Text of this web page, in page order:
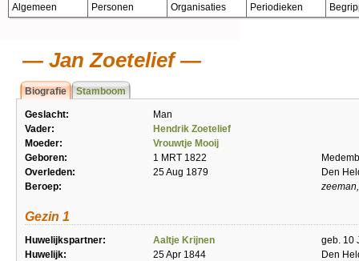
Algemeen Personen Organisaties Periodieken
Jan Zoetelief
Biografie Stamboom
Geslacht:
Man
Vader:
Hendrik Zoetelief
Moeder:
Vrouwtje Mooij
Geboren:
1 MRT 1822
Overleden:
25 Aug 1879
Den
Beroep:
Gezin 1
Huwelijkspartner: Aaltje Krijnen
geb. 10
Huwelijk:
25 Apr 1844
Den